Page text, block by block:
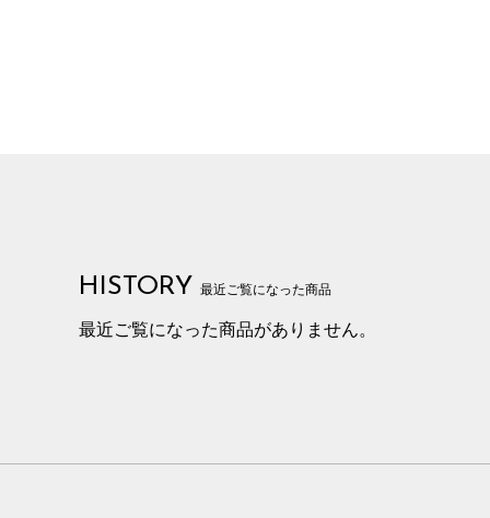
HISTORY 最近ご覧になった商品
最近ご覧になった商品がありません。